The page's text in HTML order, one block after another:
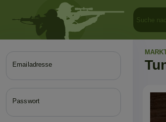
Emailadresse
Passwort